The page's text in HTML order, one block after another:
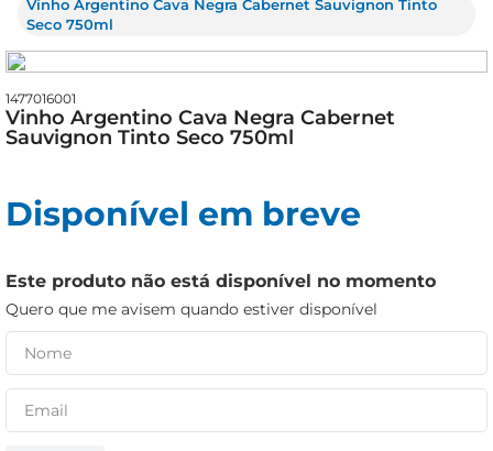
Vinho Argentino Cava Negra Cabernet Sauvignon Tinto
Seco 750ml
1477016001
Vinho Argentino Cava Negra Cabernet
Sauvignon Tinto Seco 750ml
Disponível em breve
Este produto não está disponível no momento
Quero que me avisem quando estiver disponível
leite
arroz
cerveja
iogurte
papel higiênico